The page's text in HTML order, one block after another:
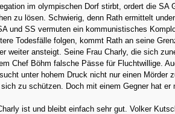
im olympischen Dorf stirbt, ordert die SA
zu lösen. Schwierig, denn Rath ermittelt
und SS vermuten ein kommunistisches
Todesfälle folgen, kommt Rath an seine
weiter ansteigt. Seine Frau Charly, die sich
Chef Böhm falsche Pässe für Fluchtwillige.
unter hohem Druck nicht nur einen Mörder
zu schützen. Doch mit einem Gegner hat er
ist und bleibt einfach sehr gut. Volker